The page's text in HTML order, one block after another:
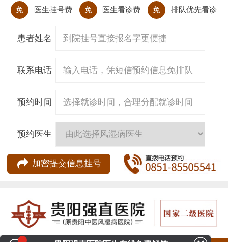
免 医生挂号费 免 医生看诊费 免 排队优先看诊
患者姓名
联系电话
预约时间
预约医生